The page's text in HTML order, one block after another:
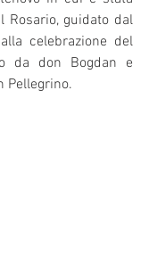
Rosario, guidato dal
celebrazione del
da don Bogdan e
Pellegrino.